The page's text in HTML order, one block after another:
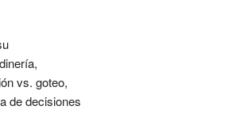
vs. goteo,
de decisiones